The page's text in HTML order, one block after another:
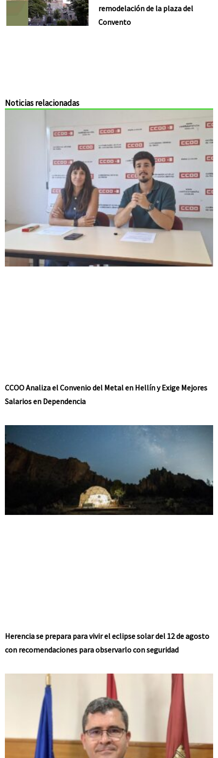
remodelación de la plaza del
Convento
Noticias relacionadas
CCOO Analiza el Convenio del Metal en Hellín y Exige Mejores
Salarios en Dependencia
Herencia se prepara para vivir el eclipse solar del 12 de agosto
con recomendaciones para observarlo con seguridad